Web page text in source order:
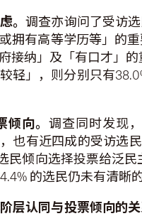
。调查亦询问了受访
拥有高等学历等」的
接纳」及「有口才」
轻」，则分别只有
向。 调查同时发现
，也有近四成的受访
民倾向选择投票给泛
的选民仍未有清晰
层认同与投票倾向的关